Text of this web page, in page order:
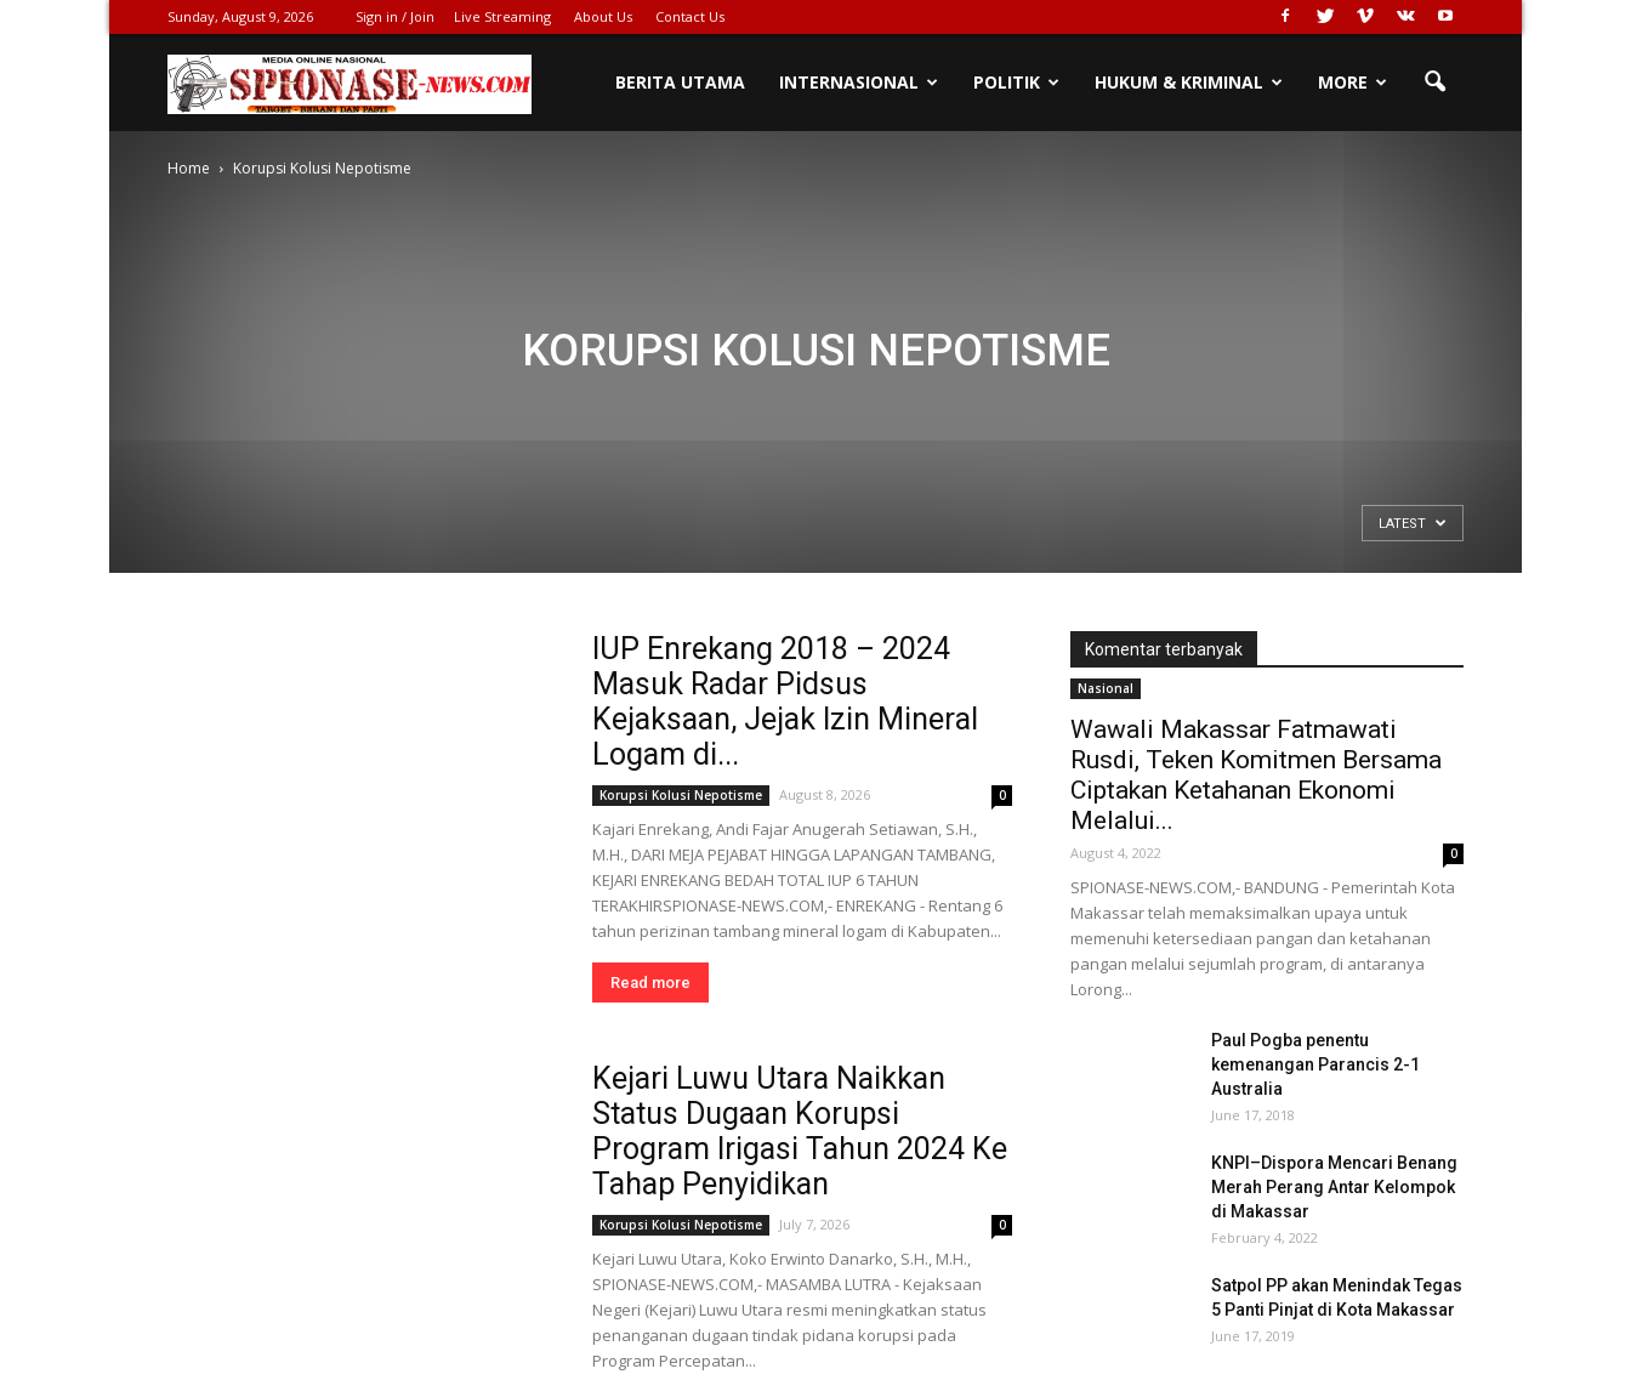
Sunday, August 9, 2026 Sign in / Join Live Streaming About Us Contact Us
SPIONASE-BERITA UTAMA INTERNASIONAL POLITIK HUKUM & KRIMINAL MORE
Home Korupsi Kolusi Nepotisme
KORUPSI KOLUSI NEPOTISME
LATEST
IUP Enrekang 2018 – 2024
Masuk Radar Pidsus
Kejaksaan, Jejak Izin Mineral
Logam di...
Korupsi Kolusi Nepotisme August 8, 2026 0
Kajari Enrekang, Andi Fajar Anugerah Setiawan, S.H.,
M.H., DARI MEJA PEJABAT HINGGA LAPANGAN TAMBANG,
KEJARI ENREKANG BEDAH TOTAL IUP 6 TAHUN
TERAKHIRSPIONASE-NEWS.COM,- ENREKANG - Rentang 6
tahun perizinan tambang mineral logam di Kabupaten...
Read more
Kejari Luwu Utara Naikkan
Status Dugaan Korupsi
Program Irigasi Tahun 2024 Ke
Tahap Penyidikan
Korupsi Kolusi Nepotisme July 7, 2026 0
Kejari Luwu Utara, Koko Erwinto Danarko, S.H., M.H.,
SPIONASE-NEWS.COM,- MASAMBA LUTRA - Kejaksaan
Negeri (Kejari) Luwu Utara resmi meningkatkan status
penanganan dugaan tindak pidana korupsi pada
Program Percepatan...
Komentar terbanyak
Nasional
Wawali Makassar Fatmawati
Rusdi, Teken Komitmen Bersama
Ciptakan Ketahanan Ekonomi
Melalui...
August 4, 2022 0
SPIONASE-NEWS.COM,- BANDUNG - Pemerintah Kota
Makassar telah memaksimalkan upaya untuk
memenuhi ketersediaan pangan dan ketahanan
pangan melalui sejumlah program, di antaranya
Lorong...
Paul Pogba penentu
kemenangan Parancis 2-1
Australia
June 17, 2018
KNPI–Dispora Mencari Benang
Merah Perang Antar Kelompok
di Makassar
February 4, 2022
Satpol PP akan Menindak Tegas
5 Panti Pinjat di Kota Makassar
June 17, 2019